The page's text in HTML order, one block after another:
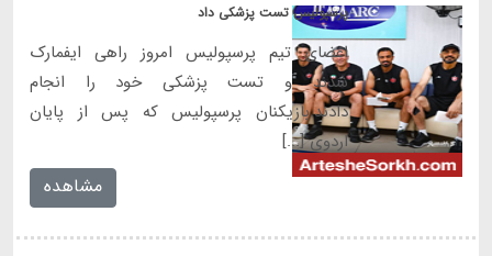
پرسپولیس تست پزشکی داد
اعضای تیم پرسپولیس امروز راهی ایفمارک
شدند و تست پزشکی خود را انجام
دادند.بازیکنان پرسپولیس که پس از پایان
اردوی [...]
مشاهده